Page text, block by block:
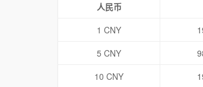
人民币
1 CNY
5 CNY
10 CNY